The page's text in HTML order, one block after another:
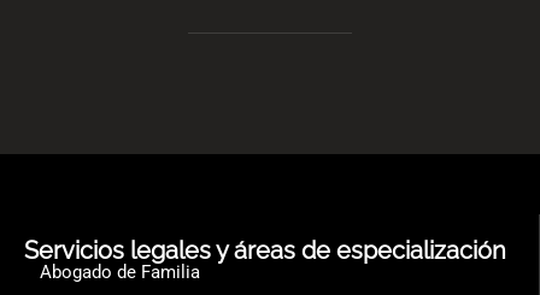
Servicios legales y áreas de especialización
Abogado de Familia